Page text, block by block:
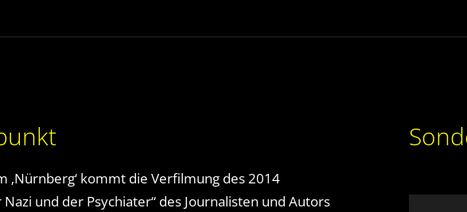
‚Nürnberg‘ kommt die Verfilmung des 2014
und der Psychiater“ des Journalisten und Autors